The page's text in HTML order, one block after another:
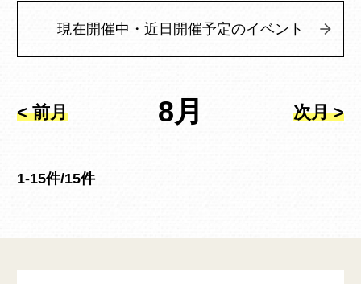
現在開催中・近日開催予定のイベント
< 前月 8月 次月 >
1-15件/15件